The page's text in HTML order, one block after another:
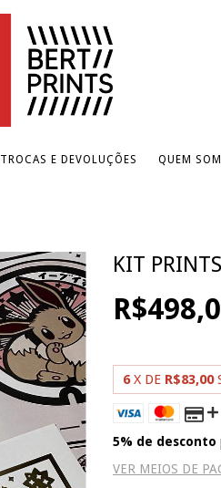
TROCAS E DEVOLUÇÕES QUEM
KIT
6 X DE R$83,00
5% de desconto
VER MEIOS DE